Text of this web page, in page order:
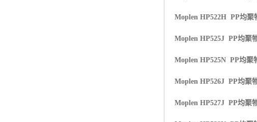
Moplen HP522H PP均聚
Moplen HP525J PP均聚
Moplen HP525N PP均聚
Moplen HP526J PP均聚
Moplen HP527J PP均聚